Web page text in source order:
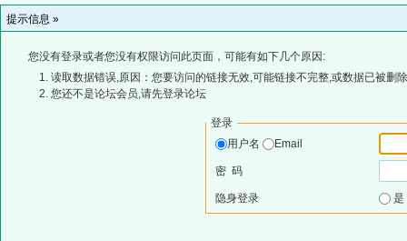
提示信息 »
您没有登录或者您没有权限访问此页面，可能有如下几个原因:
读取数据错误,原因：您要访问的链接无效,可能链接不完整,或数据已被删
您还不是论坛会员,请先登录论坛
登录
用户名
Email
密 码
隐身登录